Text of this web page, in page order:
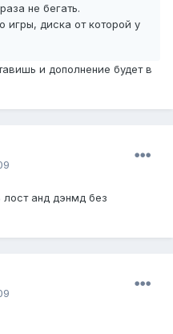
не бегать.
игры, диска от которой у
и дополнение будет в
анд дэнмд без